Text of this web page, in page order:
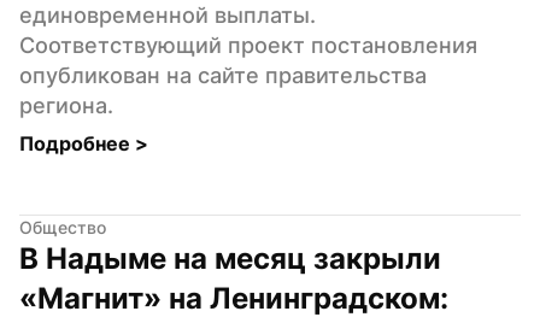
единовременной выплаты.
Соответствующий проект постановления
опубликован на сайте правительства
региона.
Подробнее >
Общество
В Надыме на месяц закрыли
«Магнит» на Ленинградском: